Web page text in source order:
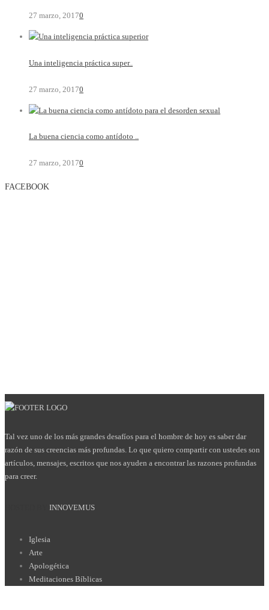
27 marzo, 20170
Una inteligencia práctica super..
27 marzo, 20170
La buena ciencia como antídoto ..
27 marzo, 20170
FACEBOOK
Tal vez uno de los más grandes desafíos para el hombre de hoy es saber dar
razón de sus creencias más profundas. Lo que quiero compartir con ustedes son
artículos, mensajes, escritos que nos ayuden a encontrar las razones profundas
para creer.
INNOVEMUS
Iglesia
Arte
Apologética
Meditaciones Bíblicas